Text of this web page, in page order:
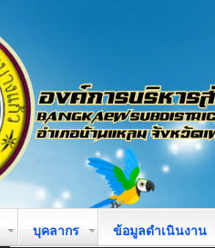
บุคลากร ข้อมูลดำเนินงาน